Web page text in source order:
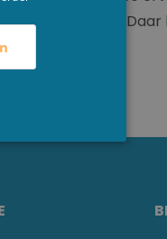
te Houthulst.